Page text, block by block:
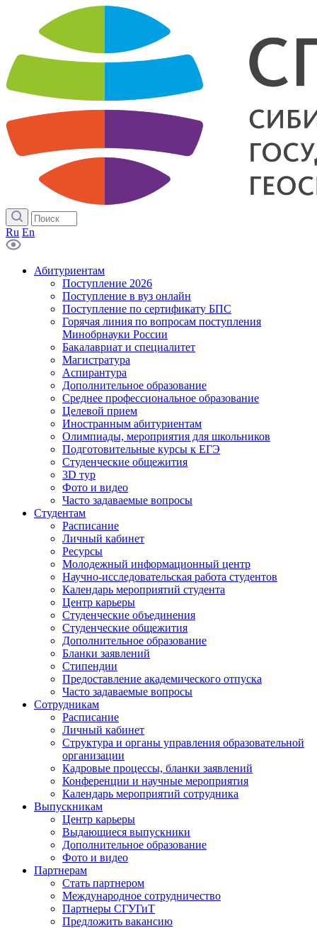
Ru En
Абитуриентам
Поступление 2026
Поступление в вуз онлайн
Поступление по сертификату БПС
Горячая линия по вопросам поступления
Минобрнауки России
Бакалавриат и специалитет
Магистратура
Аспирантура
Дополнительное образование
Среднее профессиональное образование
Целевой прием
Иностранным абитуриентам
Олимпиады, мероприятия для школьников
Подготовительные курсы к ЕГЭ
Студенческие общежития
3D тур
Фото и видео
Часто задаваемые вопросы
Студентам
Расписание
Личный кабинет
Ресурсы
Молодежный информационный центр
Научно-исследовательская работа студентов
Календарь мероприятий студента
Центр карьеры
Студенческие объединения
Студенческие общежития
Дополнительное образование
Бланки заявлений
Стипендии
Предоставление академического отпуска
Часто задаваемые вопросы
Сотрудникам
Расписание
Личный кабинет
Структура и органы управления образовательной
организации
Кадровые процессы, бланки заявлений
Конференции и научные мероприятия
Календарь мероприятий сотрудника
Выпускникам
Центр карьеры
Выдающиеся выпускники
Дополнительное образование
Фото и видео
Партнерам
Стать партнером
Международное сотрудничество
Партнеры СГУГиТ
Предложить вакансию